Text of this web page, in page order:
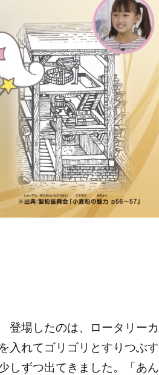
場したのは、ロータリーカ
入れてゴリゴリとすりつぶす
しずつ出てきました。「あん